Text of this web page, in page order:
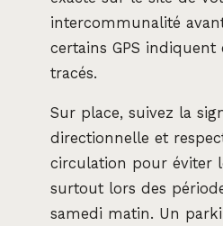
intercommunalité
certains GPS indiquent
tracés.
Sur place, suivez la
directionnelle et
circulation pour éviter
surtout lors des
samedi matin. Un